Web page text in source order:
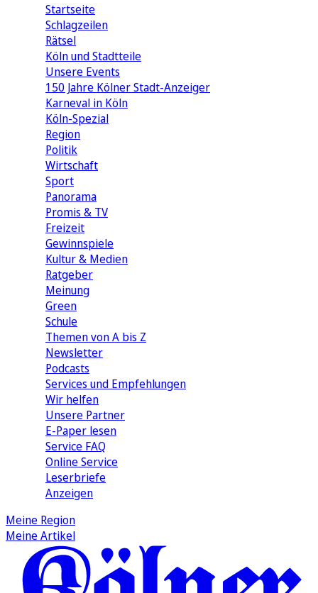
Startseite
Schlagzeilen
Rätsel
Köln und Stadtteile
Unsere Events
150 Jahre Kölner Stadt-Anzeiger
Karneval in Köln
Köln-Spezial
Region
Politik
Wirtschaft
Sport
Panorama
Promis & TV
Freizeit
Gewinnspiele
Kultur & Medien
Ratgeber
Meinung
Green
Schule
Themen von A bis Z
Newsletter
Podcasts
Services und Empfehlungen
Wir helfen
Unsere Partner
E-Paper lesen
Service FAQ
Online Service
Leserbriefe
Anzeigen
Meine Region
Meine Artikel